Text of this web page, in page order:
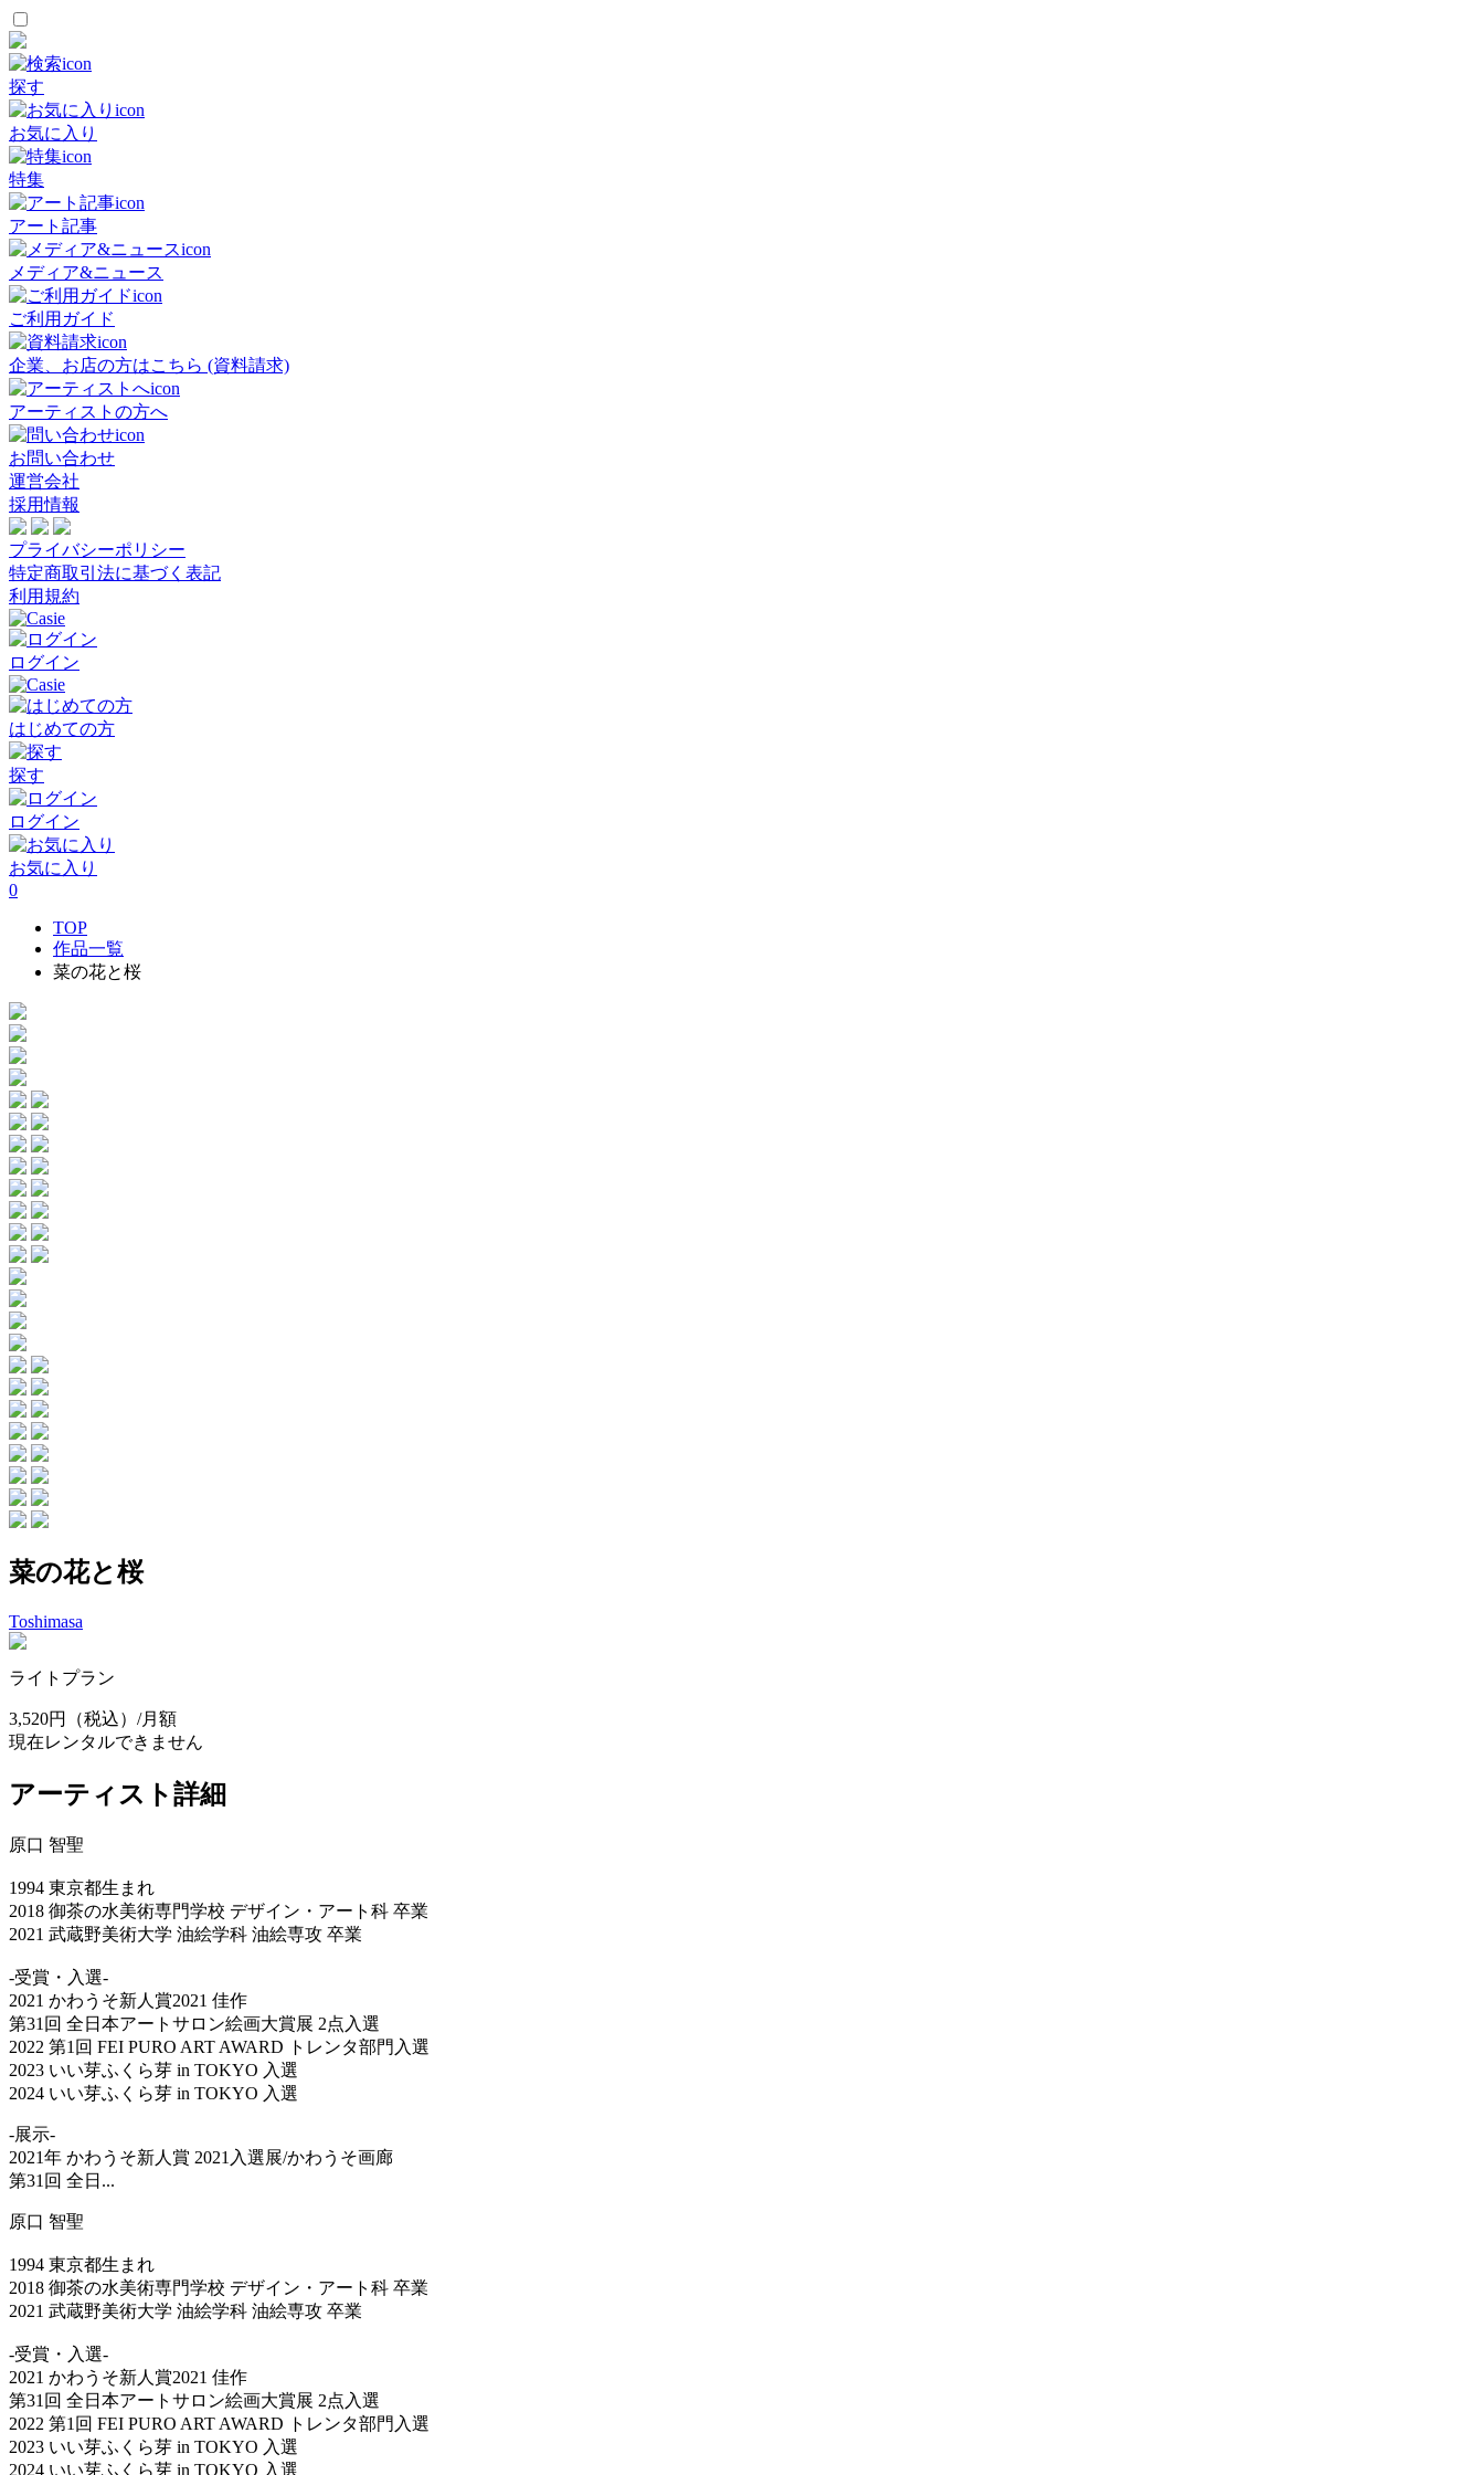
探す
お気に入り
特集
アート記事
メディア&ニュース
ご利用ガイド
企業、お店の方はこちら (資料請求)
アーティストの方へ
お問い合わせ
運営会社
採用情報
プライバシーポリシー
特定商取引法に基づく表記
利用規約
ログイン
はじめての方
探す
ログイン
お気に入り
0
TOP
作品一覧
菜の花と桜
菜の花と桜
Toshimasa
ライトプラン
3,520円
（税込）/月額
現在レンタルできません
アーティスト詳細
原口 智聖
1994 東京都生まれ
2018 御茶の水美術専門学校 デザイン・アート科 卒業
2021 武蔵野美術大学 油絵学科 油絵専攻 卒業
-受賞・入選-
2021 かわうそ新人賞2021 佳作
第31回 全日本アートサロン絵画大賞展 2点入選
2022 第1回 FEI PURO ART AWARD トレンタ部門入選
2023 いい芽ふくら芽 in TOKYO 入選
2024 いい芽ふくら芽 in TOKYO 入選
-展示-
2021年 かわうそ新人賞 2021入選展/かわうそ画廊
第31回 全日...
原口 智聖
1994 東京都生まれ
2018 御茶の水美術専門学校 デザイン・アート科 卒業
2021 武蔵野美術大学 油絵学科 油絵専攻 卒業
-受賞・入選-
2021 かわうそ新人賞2021 佳作
第31回 全日本アートサロン絵画大賞展 2点入選
2022 第1回 FEI PURO ART AWARD トレンタ部門入選
2023 いい芽ふくら芽 in TOKYO 入選
2024 いい芽ふくら芽 in TOKYO 入選